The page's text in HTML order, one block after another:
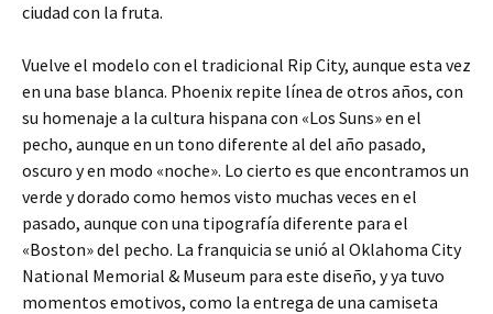
ciudad con la fruta.
Vuelve el modelo con el tradicional Rip City, aunque esta vez
en una base blanca. Phoenix repite línea de otros años, con
su homenaje a la cultura hispana con «Los Suns» en el
pecho, aunque en un tono diferente al del año pasado,
oscuro y en modo «noche». Lo cierto es que encontramos un
verde y dorado como hemos visto muchas veces en el
pasado, aunque con una tipografía diferente para el
«Boston» del pecho. La franquicia se unió al Oklahoma City
National Memorial & Museum para este diseño, y ya tuvo
momentos emotivos, como la entrega de una camiseta